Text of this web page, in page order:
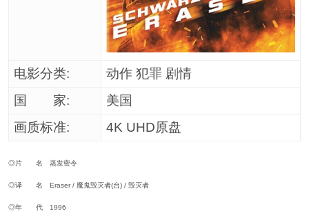
电影分类:
动作 犯罪 剧情
国 家:
美国
画质标准:
4K UHD原盘
◎片 名 蒸发密令
◎译 名 Eraser / 魔鬼毁灭者(台) / 毁灭者
◎年 代 1996